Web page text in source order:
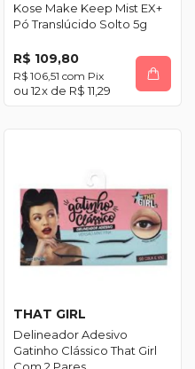
Kose Make Keep Mist EX+
Pó Translúcido Solto 5g
R$ 109,80
R$ 106,51 com Pix
12x de R$ 11,29
THAT GIRL
Delineador Adesivo
Gatinho Clássico That Girl